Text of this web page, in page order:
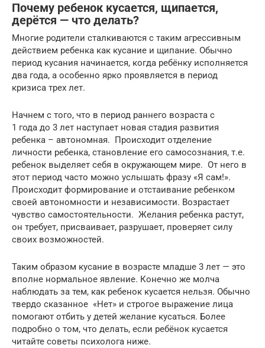
Почему ребенок кусается, щипается,
дерётся — что делать?
Многие родители сталкиваются с таким агрессивным
действием ребенка как кусание и щипание. Обычно
период кусания начинается, когда ребёнку исполняется
два года, а особенно ярко проявляется в период
кризиса трех лет.
Начнем с того, что в период раннего возраста с
1 года до 3 лет наступает новая стадия развития
ребенка – автономная. Происходит отделение
личности ребенка, становление его самосознания, т.е.
ребенок выделяет себя в окружающем мире. От него в
этот период часто можно услышать фразу «Я сам!».
Происходит формирование и отстаивание ребенком
своей автономности и независимости. Возрастает
чувство самостоятельности. Желания ребенка растут,
он требует, присваивает, разрушает, проверяет силу
своих возможностей.
Таким образом кусание в возрасте младше 3 лет — это
вполне нормальное явление. Конечно же молча
наблюдать за тем, как ребенок кусается нельзя. Обычно
твердо сказанное «Нет» и строгое выражение лица
помогают отбить у детей желание кусаться. Более
подробно о том, что делать, если ребёнок кусается
читайте советы психолога ниже.